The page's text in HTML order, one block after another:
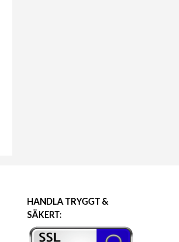
HANDLA TRYGGT &
SÄKERT: